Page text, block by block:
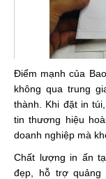
Điểm mạnh của
không qua trung
thành. Khi đặt in
tin thương hiệu
doanh nghiệp mà
Chất lượng in ấn
đẹp, hỗ trợ quảng